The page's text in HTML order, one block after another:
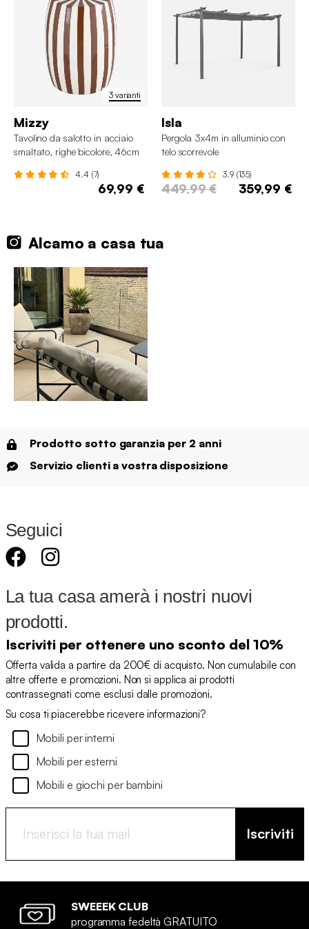
3 varianti
Mizzy
Tavolino da salotto in acciaio
smaltato, righe bicolore, 46cm
4.4 (7)
69,99 €
Isla
Pergola 3x4m in alluminio con
telo scorrevole
3.9 (135)
449,99 € 359,99 €
Alcamo a casa tua
Prodotto sotto garanzia per 2 anni
Servizio clienti a vostra disposizione
Seguici
La tua casa amerà i nostri nuovi
prodotti.
Iscriviti per ottenere uno sconto del 10%
Offerta valida a partire da 200€ di acquisto. Non cumulabile con
altre offerte e promozioni. Non si applica ai prodotti
contrassegnati come esclusi dalle promozioni.
Su cosa ti piacerebbe ricevere informazioni?
Mobili per interni
Mobili per esterni
Mobili e giochi per bambini
Iscriviti
SWEEEK CLUB
programma fedeltà GRATUITO